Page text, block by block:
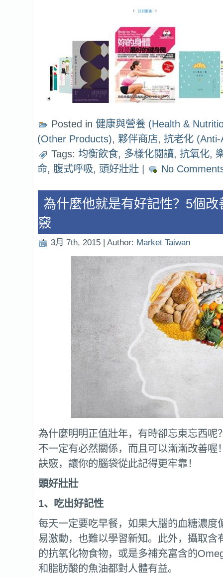
Posted in 健康與營養 (Health &
(Other Products), 夥伴商店, 抗老化 (Anti-
Tags: 均衡飲食, 多樣化閱讀, 抗氧化,
命, 腹式呼吸, 頭好壯壯 No
為什麼他就是有好記性？5個改
竅
3月 7th, 2015 | Author: Market Taiwan
為什麼明明正值壯年，有時卻忘東忘西呢
不一定有必然關係，而且可以漸漸改善喔
訣竅，讓你的腦袋從此記得更牢靠！
頭好壯壯
1、吃出好記性
每天一定要吃早餐，如果大腦的血糖濃度
易激動，也難以學習新知。此外，攝取含
的抗氧化物食物，或是多補充富含的
和脂肪酸的魚油都對人體有益。